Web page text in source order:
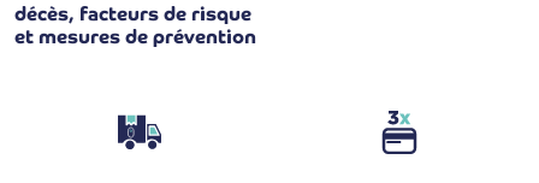
décès, facteurs de risque
et mesures de prévention